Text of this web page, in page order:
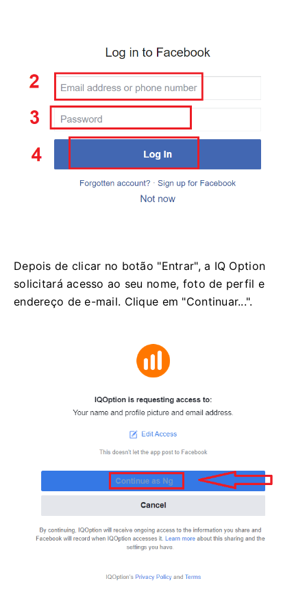
Depois de clicar no botão "Entrar", a IQ Option
solicitará acesso ao seu nome, foto de perfil e
endereço de e-mail. Clique em "Continuar...".